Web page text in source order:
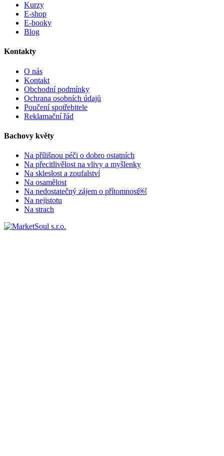
Kurzy
E-shop
E-booky
Blog
Kontakty
O nás
Kontakt
Obchodní podmínky
Ochrana osobních údajů
Poučení spotřebitele
Reklamační řád
Bachovy květy
Na přílišnou péči o dobro ostatních
Na přecitlivělost na vlivy a myšlenky
Na skleslost a zoufalství
Na osamělost
Na nedostatečný zájem o přítomnost￼
Na nejistotu
Na strach